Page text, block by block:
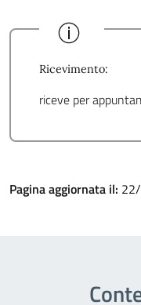
Ricevimento:
riceve per
Pagina aggiornata il: